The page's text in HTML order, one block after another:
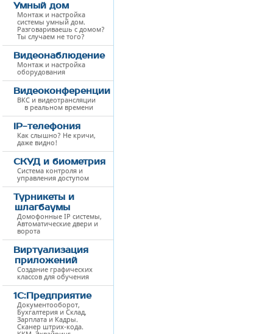
Умный дом
Монтаж и настройка
системы умный дом.
Разговариваешь с домом?
Ты случаем не того?
Видеонаблюдение
Монтаж и настройка
оборудования
Видеоконференции
ВКС и видеотрансляции
в реальном времени
IP-телефония
Как слышно? Не кричи,
даже видно!
СКУД и биометрия
Система контроля и
управления доступом
Турникеты и
шлагбаумы
Домофонные IP системы,
Автоматические двери и
ворота
Виртуализация
приложений
Создание графических
классов для обучения
1С:Предприятие
Документооборот,
Бухгалтерия и Склад,
Зарплата и Кадры.
Сканер штрих-кода.